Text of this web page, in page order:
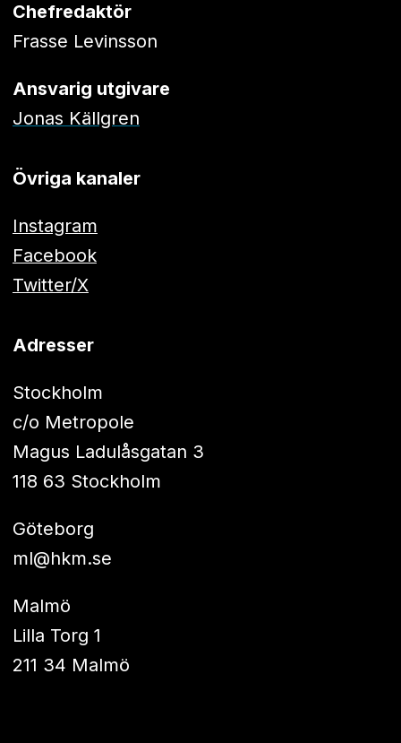
Chefredaktör
Frasse Levinsson
Ansvarig utgivare
Jonas Källgren
Övriga kanaler
Instagram
Facebook
Twitter/X
Adresser
Stockholm
c/o Metropole
Magus Ladulåsgatan 3
118 63 Stockholm
Göteborg
ml@hkm.se
Malmö
Lilla Torg 1
211 34 Malmö